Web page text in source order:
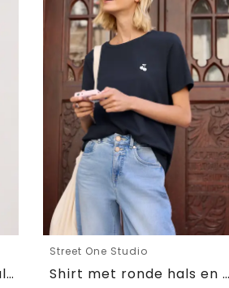
Basic Shirt met boothals en elastische zoom
Street One Studio
Shirt met ronde hals en geborduurd detail